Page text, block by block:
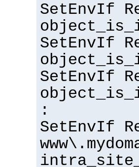
SetEnvIf
SetEnvIf
SetEnvIf
:
SetEnvIf